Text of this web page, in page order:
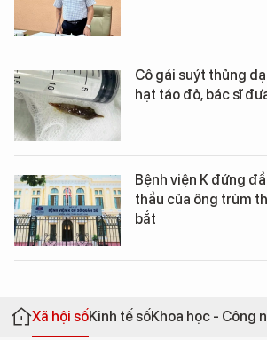
Cô gái suýt thủng
hạt táo đỏ, bác sĩ
Bệnh viện K đứng
thầu của ông trùm
bắt
Xã hội sốKinh tế sốKhoa học - Công